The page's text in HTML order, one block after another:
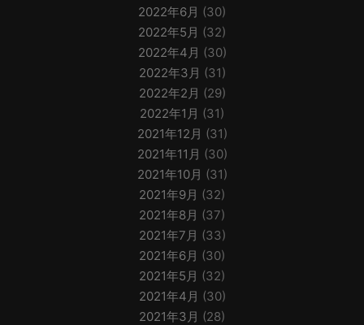
2022年6月 (30)
2022年5月 (32)
2022年4月 (30)
2022年3月 (31)
2022年2月 (29)
2022年1月 (31)
2021年12月 (31)
2021年11月 (30)
2021年10月 (31)
2021年9月 (32)
2021年8月 (37)
2021年7月 (33)
2021年6月 (30)
2021年5月 (32)
2021年4月 (30)
2021年3月 (28)